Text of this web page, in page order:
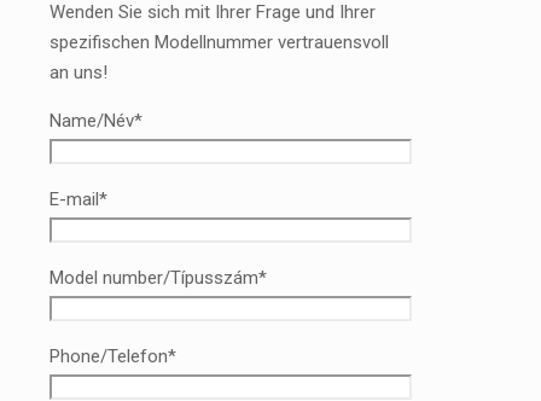
Wenden Sie sich mit Ihrer Frage und Ihrer
spezifischen Modellnummer vertrauensvoll
an uns!
Name/Név*
E-mail*
Model number/Típusszám*
Phone/Telefon*